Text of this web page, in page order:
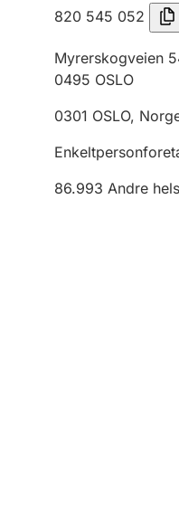
820 545 052
Myrerskogveien
0495 OSLO
0301 OSLO,
86.993 Andre